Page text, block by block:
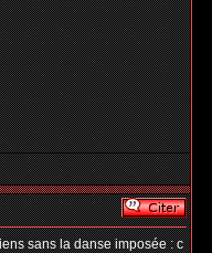
sans la danse imposée : c